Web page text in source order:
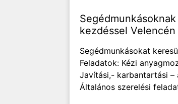
kezdéssel Velencén
Segédmunkásokat
Feladatok: Kézi
Javítási,- karbantartási –
Általános szerelési